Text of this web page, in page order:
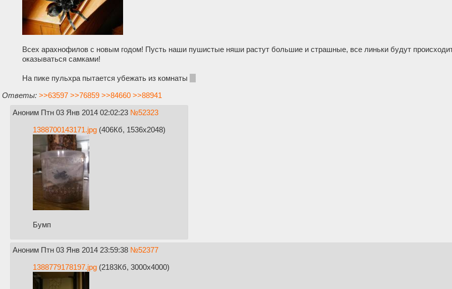
Всех арахнофилов с новым годом! Пусть наши пушистые няши растут большие и страшные, все линьки будут
оказываться самками!
На пике пульхра пытается убежать из комнаты
Ответы: >>63597 >>76859 >>84660 >>88941
Аноним Птн 03 Янв 2014 02:02:23 №52323
1388700143171.jpg (406Кб, 1536x2048)
Бумп
Аноним Птн 03 Янв 2014 23:59:38 №52377
1388779178197.jpg (2183Кб, 3000x4000)